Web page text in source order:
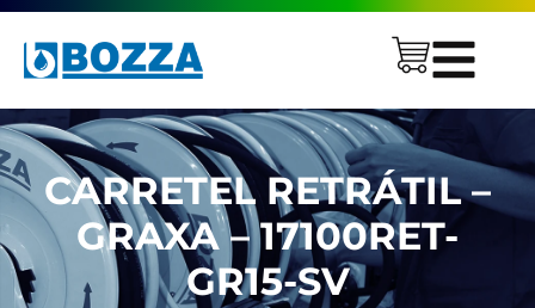
CARRETEL RETRÁTIL –
GRAXA – 17100RET-
GR15-SV